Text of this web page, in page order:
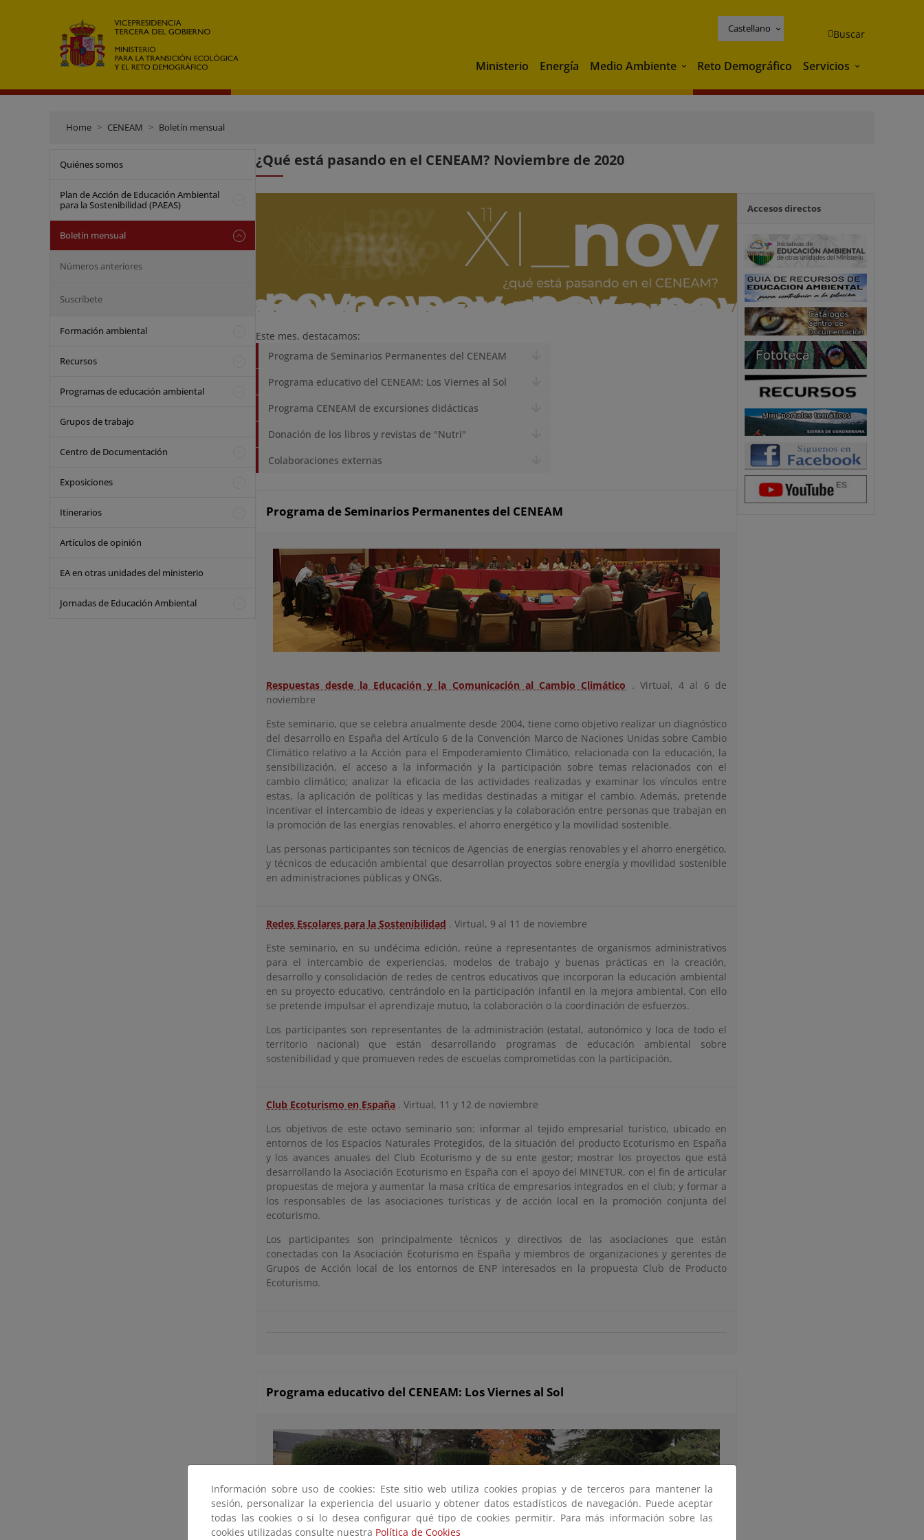
Castellano Buscar
Ministerio Energía Medio Ambiente Medio Ambiente
Reto Demográfico Servicios Servicios
Home CENEAM Boletín mensual
Quiénes somos
Plan de Acción de Educación Ambiental
para la Sostenibilidad (PAEAS)
Boletín mensual
Números anteriores
Suscríbete
Formación ambiental
Recursos
Programas de educación ambiental
Grupos de trabajo
Centro de Documentación
Exposiciones
Itinerarios
Artículos de opinión
EA en otras unidades del ministerio
Jornadas de Educación Ambiental
¿Qué está pasando en el CENEAM? Noviembre de 2020
Este mes, destacamos:
Programa de Seminarios Permanentes del CENEAM
Programa educativo del CENEAM: Los Viernes al Sol
Programa CENEAM de excursiones didácticas
Donación de los libros y revistas de "Nutri"
Colaboraciones externas
Programa de Seminarios Permanentes del CENEAM
Respuestas desde la Educación y la Comunicación al Cambio Climático . Virtual, 4 al 6 de
noviembre
Este seminario, que se celebra anualmente desde 2004, tiene como objetivo realizar un diagnóstico
del desarrollo en España del Artículo 6 de la Convención Marco de Naciones Unidas sobre Cambio
Climático relativo a la Acción para el Empoderamiento Climático, relacionada con la educación, la
sensibilización, el acceso a la información y la participación sobre temas relacionados con el
cambio climático; analizar la eficacia de las actividades realizadas y examinar los vínculos entre
estas, la aplicación de políticas y las medidas destinadas a mitigar el cambio. Además, pretende
incentivar el intercambio de ideas y experiencias y la colaboración entre personas que trabajan en
la promoción de las energías renovables, el ahorro energético y la movilidad sostenible.
Las personas participantes son técnicos de Agencias de energías renovables y el ahorro energético,
y técnicos de educación ambiental que desarrollan proyectos sobre energía y movilidad sostenible
en administraciones públicas y ONGs.
Redes Escolares para la Sostenibilidad . Virtual, 9 al 11 de noviembre
Este seminario, en su undécima edición, reúne a representantes de organismos administrativos
para el intercambio de experiencias, modelos de trabajo y buenas prácticas en la creación,
desarrollo y consolidación de redes de centros educativos que incorporan la educación ambiental
en su proyecto educativo, centrándolo en la participación infantil en la mejora ambiental. Con ello
se pretende impulsar el aprendizaje mutuo, la colaboración o la coordinación de esfuerzos.
Los participantes son representantes de la administración (estatal, autonómico y loca de todo el
territorio nacional) que están desarrollando programas de educación ambiental sobre
sostenibilidad y que promueven redes de escuelas comprometidas con la participación.
Club Ecoturismo en España . Virtual, 11 y 12 de noviembre
Los objetivos de este octavo seminario son: informar al tejido empresarial turístico, ubicado en
entornos de los Espacios Naturales Protegidos, de la situación del producto Ecoturismo en España
y los avances anuales del Club Ecoturismo y de su ente gestor; mostrar los proyectos que está
desarrollando la Asociación Ecoturismo en España con el apoyo del MINETUR, con el fin de articular
propuestas de mejora y aumentar la masa crítica de empresarios integrados en el club; y formar a
los responsables de las asociaciones turísticas y de acción local en la promoción conjunta del
ecoturismo.
Los participantes son principalmente técnicos y directivos de las asociaciones que están
conectadas con la Asociación Ecoturismo en España y miembros de organizaciones y gerentes de
Grupos de Acción local de los entornos de ENP interesados en la propuesta Club de Producto
Ecoturismo.
Programa educativo del CENEAM: Los Viernes al Sol
Accesos directos
Información sobre uso de cookies: Este sitio web utiliza cookies propias y de terceros para mantener la
sesión, personalizar la experiencia del usuario y obtener datos estadísticos de navegación. Puede aceptar
todas las cookies o si lo desea configurar qué tipo de cookies permitir. Para más información sobre las
cookies utilizadas consulte nuestra Política de Cookies